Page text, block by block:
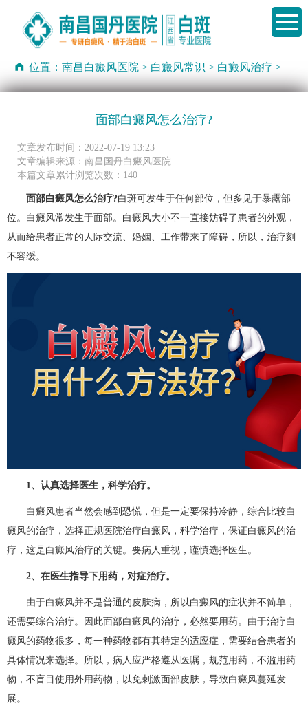
位置：南昌白癜风医院 > 白癜风常识 > 白癜风治疗 >
面部白癜风怎么治疗?
文章发布时间：2022-07-19 13:23
文章编辑来源：南昌国丹白癜风医院
本篇文章累计浏览次数：140
面部白癜风怎么治疗?白斑可发生于任何部位，但多见于暴露部
位。白癜风常发生于面部。白癜风大小不一直接妨碍了患者的外观，
从而给患者正常的人际交流、婚姻、工作带来了障碍，所以，治疗刻
不容缓。
1、认真选择医生，科学治疗。
白癜风患者当然会感到恐慌，但是一定要保持冷静，综合比较白
癜风的治疗，选择正规医院治疗白癜风，科学治疗，保证白癜风的治
疗，这是白癜风治疗的关键。要病人重视，谨慎选择医生。
2、在医生指导下用药，对症治疗。
由于白癜风并不是普通的皮肤病，所以白癜风的症状并不简单，
还需要综合治疗。因此面部白癜风的治疗，必然要用药。由于治疗白
癜风的药物很多，每一种药物都有其特定的适应症，需要结合患者的
具体情况来选择。所以，病人应严格遵从医嘱，规范用药，不滥用药
物，不盲目使用外用药物，以免刺激面部皮肤，导致白癜风蔓延发
展。